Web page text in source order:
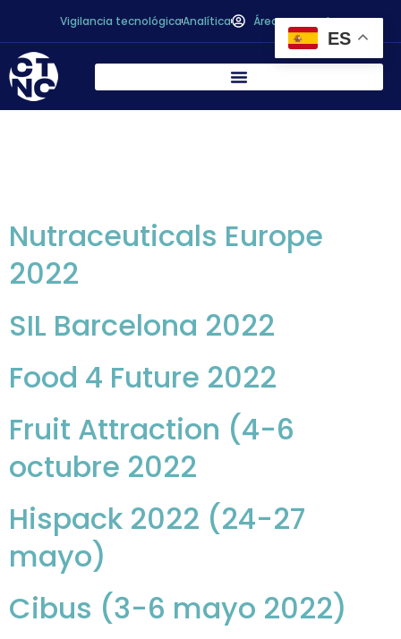
Vigilancia tecnológicaAnalítica Área personal
Nutraceuticals Europe
2022
SIL Barcelona 2022
Food 4 Future 2022
Fruit Attraction (4-6
octubre 2022
Hispack 2022 (24-27
mayo)
Cibus (3-6 mayo 2022)
ES